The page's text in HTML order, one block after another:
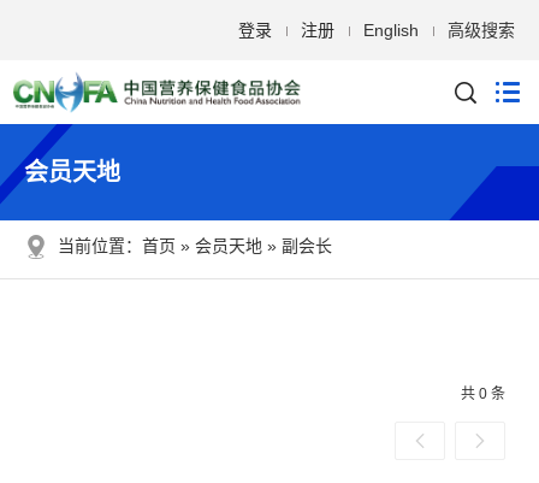
登录 注册 English 高级搜索
会员天地
当前位置： 首页 会员天地 副会长
共 0 条